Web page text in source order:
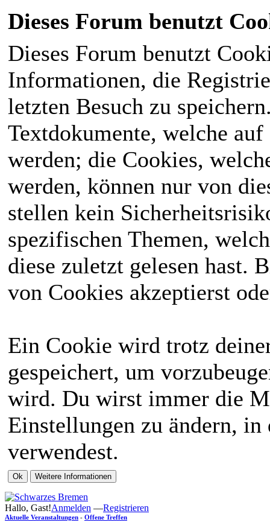
Dieses Forum benutzt
Dieses Forum benutzt
Informationen, die
letzten Besuch zu
Textdokumente, welche
werden; die Cookies,
werden, können nur von
stellen kein
spezifischen Themen,
diese zuletzt gelesen hast.
von Cookies akzeptierst
Ein Cookie wird trotz
gespeichert, um
wird. Du wirst immer die
Einstellungen zu ändern,
verwendest.
Hallo, Gast!Anmelden —Registrieren
Aktuelle Veranstaltungen - Offene Treffen